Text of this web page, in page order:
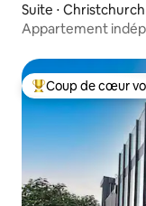
Suite ⋅ Christchurch
Appartement
Coups de cœur
Coup de cœur